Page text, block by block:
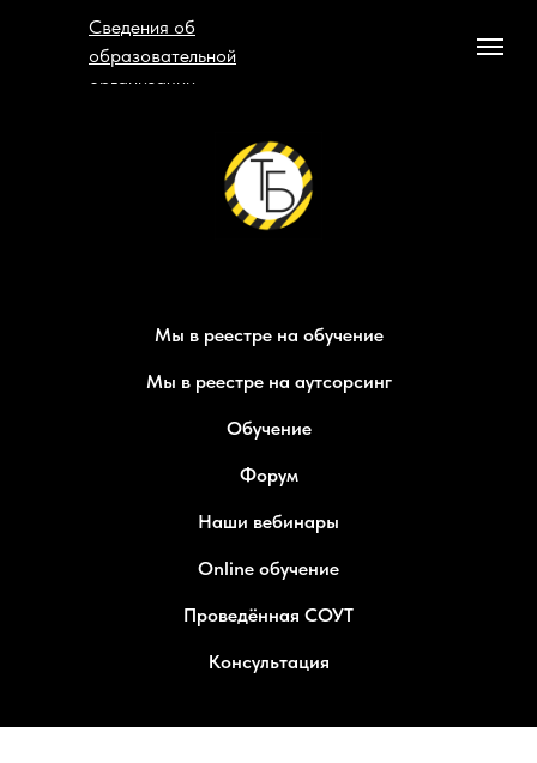
Сведения об
образовательной
организации
Мы в реестре на обучение
Мы в реестре на аутсорсинг
Обучение
Форум
Наши вебинары
Online обучение
Проведённая СОУТ
Консультация